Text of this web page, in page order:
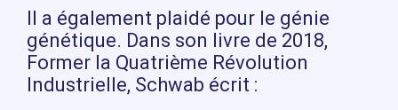
Il a également plaidé pour le génie
génétique. Dans son livre de 2018,
Former la Quatrième Révolution
Industrielle, Schwab écrit :